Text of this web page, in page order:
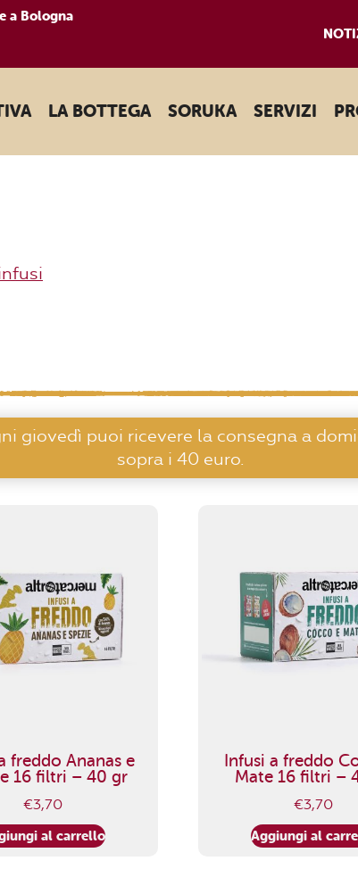
a Bologna
LA BOTTEGA SORUKA SERVIZI
giovedì puoi ricevere la consegna a
sopra i 40 euro.
freddo Ananas e
16 filtri – 40 gr
€3,70
al carrello
Infusi a freddo
Mate 16 filtri –
€3,70
Aggiungi al